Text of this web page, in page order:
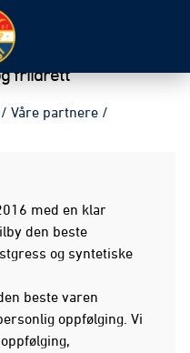
friidrett
/ Våre partnere /
med en klar
den beste
og syntetiske
beste varen
oppfølging. Vi